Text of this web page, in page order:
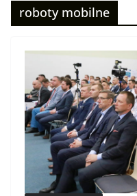
roboty mobilne